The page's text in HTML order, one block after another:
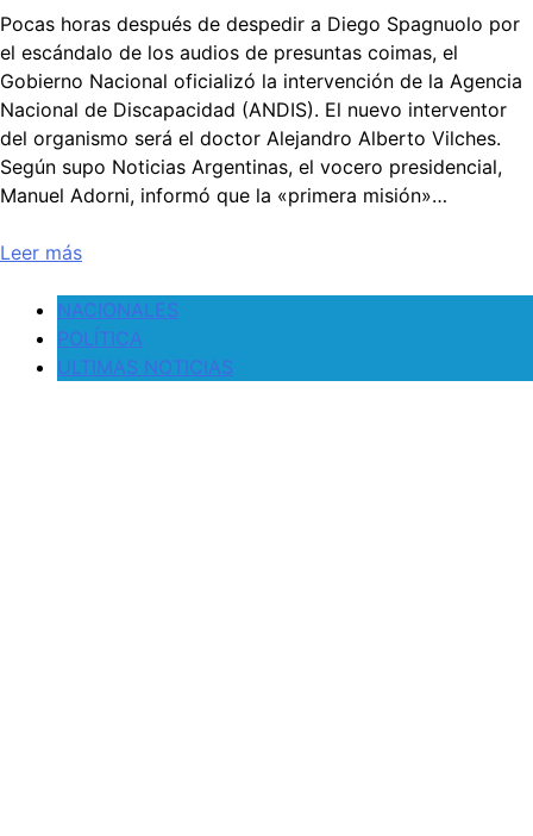
Pocas horas después de despedir a Diego Spagnuolo por
el escándalo de los audios de presuntas coimas, el
Gobierno Nacional oficializó la intervención de la Agencia
Nacional de Discapacidad (ANDIS). El nuevo interventor
del organismo será el doctor Alejandro Alberto Vilches.
Según supo Noticias Argentinas, el vocero presidencial,
Manuel Adorni, informó que la «primera misión»…
Leer más
NACIONALES
POLÍTICA
ULTIMAS NOTICIAS